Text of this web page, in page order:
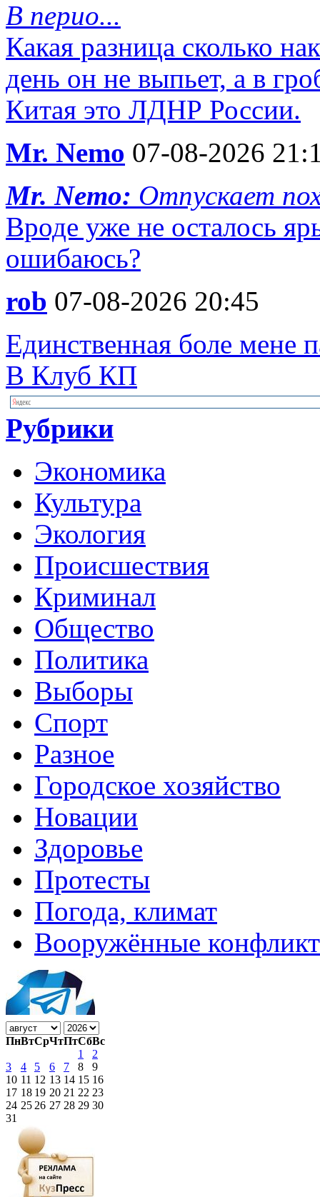
В перио...
Какая разница сколько
день он не выпьет, а в
Китая это ЛДНР России.
Mr. Nemo 07-08-2026
Mr. Nemo: Отпускает
Вроде уже не осталось
ошибаюсь?
rob 07-08-2026 20:45
Единственная боле мене
В Клуб КП
Рубрики
Экономика
Культура
Экология
Происшествия
Криминал
Общество
Политика
Выборы
Спорт
Разное
Городское хозяйство
Новации
Здоровье
Протесты
Погода, климат
Вооружённые
ПнВтСрЧтПтСбВс
1
2
3
4 5 6 7 8
9
10 11 12 13 14 15 16
17 18 19 20 21 22 23
24 25 26 27 28 29 30
31